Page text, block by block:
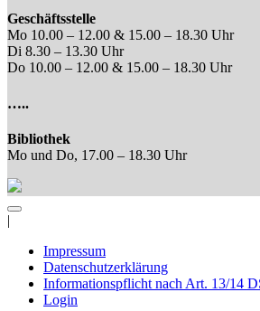
Geschäftsstelle
Mo 10.00 – 12.00 & 15.00 – 18.30 Uhr
Di 8.30 – 13.30 Uhr
Do 10.00 – 12.00 & 15.00 – 18.30 Uhr
…..
Bibliothek
Mo und Do, 17.00 – 18.30 Uhr
|
Impressum
Datenschutzerklärung
Informationspflicht nach Art. 13/14
Login